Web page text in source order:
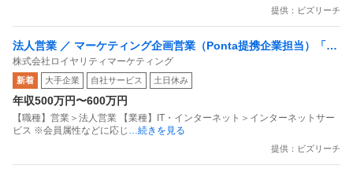
提供：ビズリーチ
法人営業 ／ マーケティング企画営業（Ponta提携企業担当）「国
内最大級の共通ポイントサービスを展開／無駄のない消費社会を
目指すデータマーケティングカンパニー」
株式会社ロイヤリティマーケティング
新着 大手企業 自社サービス 土日休み
年収500万円〜600万円
【職種】営業＞法人営業 【業種】IT・インターネット＞インターネットサー
ビス ※会員属性などに応じ
…続きを見る
提供：ビズリーチ